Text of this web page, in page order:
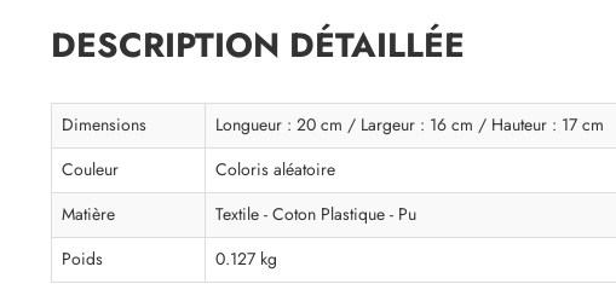
DESCRIPTION DÉTAILLÉE
Dimensions
Longueur : 20 cm / Largeur : 16 cm / Hauteur : 17 cm
Couleur
Coloris aléatoire
Matière
Textile - Coton Plastique - Pu
Poids
0.127 kg